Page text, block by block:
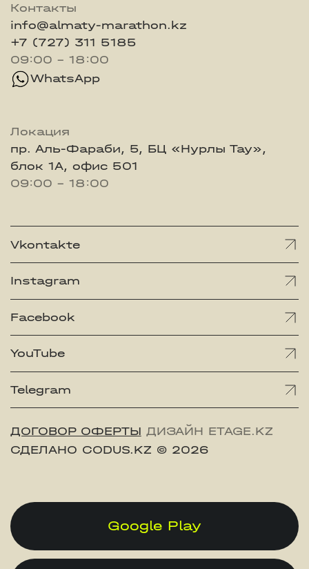
Контакты
info@almaty-marathon.kz
+7 (727) 311 5185
09:00 - 18:00
WhatsApp
Локация
пр. Аль-Фараби, 5, БЦ «Нурлы Тау»,
блок 1А, офис 501
09:00 - 18:00
Vkontakte
Instagram
Facebook
YouTube
Telegram
ДОГОВОР ОФЕРТЫ ДИЗАЙН ETAGE.KZ
СДЕЛАНО CODUS.KZ © 2026
Google Play